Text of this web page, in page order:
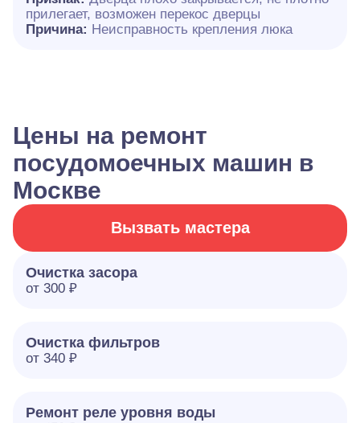
прилегает, возможен перекос дверцы
Причина: Неисправность крепления люка
Цены на ремонт
посудомоечных машин в
Москве
Вызвать мастера
Очистка засора
от 300 ₽
Очистка фильтров
от 340 ₽
Ремонт реле уровня воды